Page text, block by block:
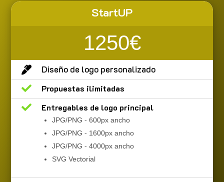
StartUP
1250€
 Diseño de logo personalizado

Propuestas ilimitadas

Entregables de logo principal
JPG/PNG - 600px ancho
JPG/PNG - 1600px ancho
JPG/PNG - 4000px ancho
SVG Vectorial